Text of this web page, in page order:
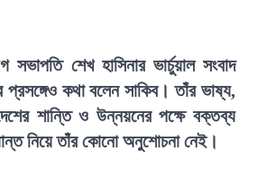
সভাপতি শেখ হাসিনার ভার্চুয়াল সংবাদ
প্রসঙ্গেও কথা বলেন সাকিব। তাঁর ভাষ্য,
শান্তি ও উন্নয়নের পক্ষে বক্তব্য
নিয়ে তাঁর কোনো অনুশোচনা নেই।